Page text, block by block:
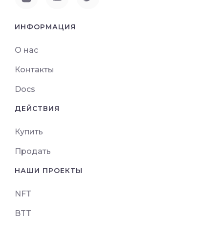
ИНФОРМАЦИЯ
О нас
Контакты
Docs
ДЕЙСТВИЯ
Купить
Продать
НАШИ ПРОЕКТЫ
NFT
BTT